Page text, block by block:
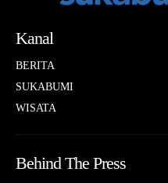
Kanal
BERITA
SUKABUMI
WISATA
Behind The Press